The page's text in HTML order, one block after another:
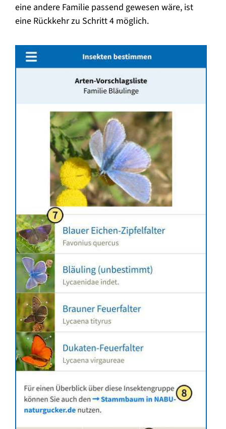
eine andere Familie passend gewesen wäre, ist
eine Rückkehr zu Schritt 4 möglich.